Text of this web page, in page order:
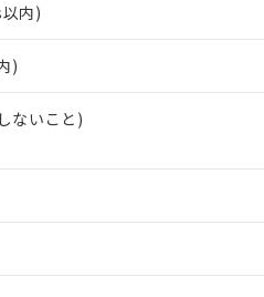
内)
)
ないこと)
していることから、特段のこと